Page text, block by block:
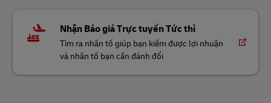
Nhận Báo giá Trực tuyến Tức thì
Tìm ra nhân tố giúp bạn kiếm được lợi nhuận
và nhân tố bạn cần đánh đổi